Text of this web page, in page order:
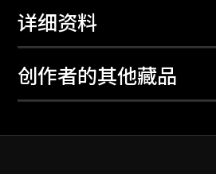
详细资料
创作者的其他藏品